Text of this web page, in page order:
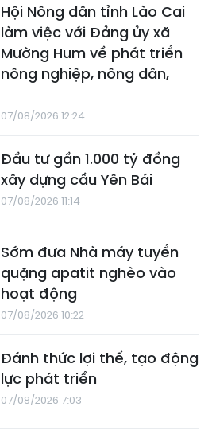
Hội Nông dân tỉnh Lào Cai
làm việc với Đảng ủy xã
Mường Hum về phát triển
nông nghiệp, nông dân,
07/08/2026 12:24
Đầu tư gần 1.000 tỷ đồng
xây dựng cầu Yên Bái
07/08/2026 11:14
Sớm đưa Nhà máy tuyển
quặng apatit nghèo vào
hoạt động
07/08/2026 10:22
Đánh thức lợi thế, tạo động
lực phát triển
07/08/2026 7:03